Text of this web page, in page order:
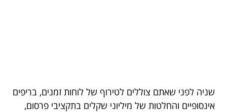
שניה לפני שאתם צוללים לטירוף של לוחות זמנים, בריפים
אינסופיים והחלטות של מיליוני שקלים בתקציבי פרסום,